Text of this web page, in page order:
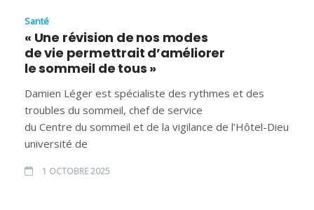
Santé
« Une révision de nos modes
de vie permettrait d’améliorer
le sommeil de tous »
Damien Léger est spécialiste des rythmes et des
troubles du sommeil, chef de service
du Centre du sommeil et de la vigilance de l’Hôtel-Dieu
université de
1 OCTOBRE 2025